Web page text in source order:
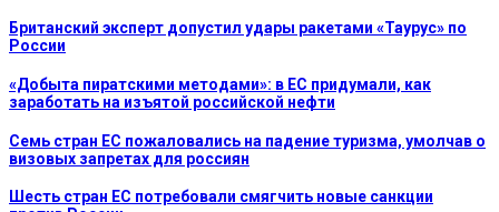
Британский эксперт допустил удары ракетами «Таурус» по
России
«Добыта пиратскими методами»: в ЕС придумали, как
заработать на изъятой российской нефти
Семь стран ЕС пожаловались на падение туризма, умолчав о
визовых запретах для россиян
Шесть стран ЕС потребовали смягчить новые санкции